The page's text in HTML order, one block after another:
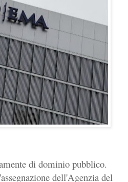
di dominio pubblico.
dell'Agenzia del